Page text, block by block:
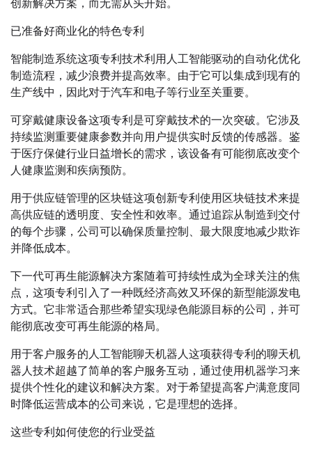
创新解决方案，而无需从头开始。
已准备好商业化的特色专利
智能制造系统这项专利技术利用人工智能驱动的自动化优化
制造流程，减少浪费并提高效率。由于它可以集成到现有的
生产线中，因此对于汽车和电子等行业至关重要。
可穿戴健康设备这项专利是可穿戴技术的一次突破。它涉及
持续监测重要健康参数并向用户提供实时反馈的传感器。鉴
于医疗保健行业日益增长的需求，该设备有可能彻底改变个
人健康监测和疾病预防。
用于供应链管理的区块链这项创新专利使用区块链技术来提
高供应链的透明度、安全性和效率。通过追踪从制造到交付
的每个步骤，公司可以确保质量控制、最大限度地减少欺诈
并降低成本。
下一代可再生能源解决方案随着可持续性成为全球关注的焦
点，这项专利引入了一种既经济高效又环保的新型能源发电
方式。它非常适合那些希望实现绿色能源目标的公司，并可
能彻底改变可再生能源的格局。
用于客户服务的人工智能聊天机器人这项获得专利的聊天机
器人技术超越了简单的客户服务互动，通过使用机器学习来
提供个性化的建议和解决方案。对于希望提高客户满意度同
时降低运营成本的公司来说，它是理想的选择。
这些专利如何使您的行业受益